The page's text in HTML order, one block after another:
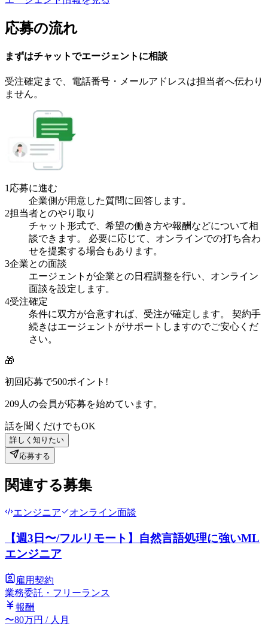
応募の流れ
まずはチャットでエージェント に相談
受注確定まで、 電話番号・メールアドレスは担当者へ伝わり
ません。
1 応募に進む
企業側が用意した質問に回答します。
2担当者とのやり取り
チャット形式で、希望の働き方や報酬などについて相
談できます。 必要に応じて、オンラインでの打ち合わ
せを提案する場合もあります。
3企業との面談
エージェントが企業との日程調整を行い、オンライン
面談を設定します。
4受注確定
条件に双方が合意すれば、受注が確定します。 契約手
続きはエージェントがサポートしますのでご安心くだ
さい。
🎁
初回応募で500ポイント!
209人の会員が応募を始めています。
話を聞くだけでもOK
詳しく知りたい
応募する
関連する募集
エンジニア オンライン面談
【週3日〜/フルリモート】自然言語処理に強いML
エンジニア
雇用契約
業務委託・フリーランス
報酬
〜80万円 / 人月